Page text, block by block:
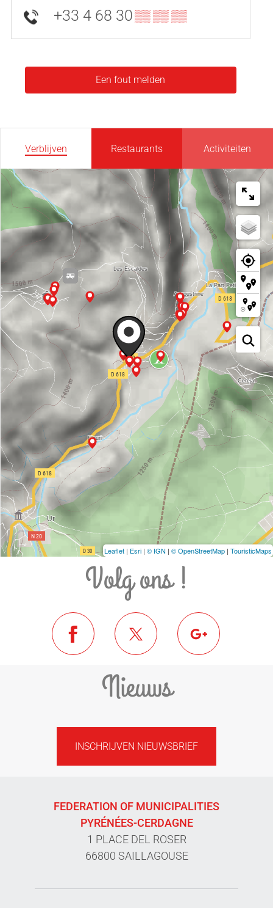
+33 4 68 30▒▒ ▒▒ ▒▒
Een fout melden
Verblijven Restaurants Activiteiten
Leaflet | Esri | © IGN | © OpenStreetMap | TouristicMaps
Volg ons !
Nieuws
INSCHRIJVEN NIEUWSBRIEF
FEDERATION OF MUNICIPALITIES
PYRÉNÉES-CERDAGNE
1 PLACE DEL ROSER
66800 SAILLAGOUSE